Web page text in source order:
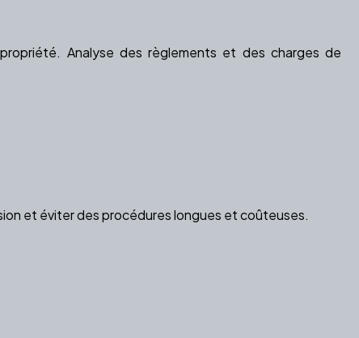
Analyse des règlements et des charges de
et éviter des procédures longues et coûteuses.